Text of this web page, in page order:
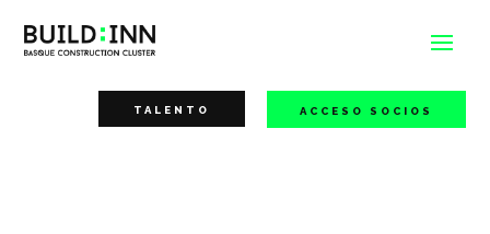
TALENTO ACCESO SOCIOS